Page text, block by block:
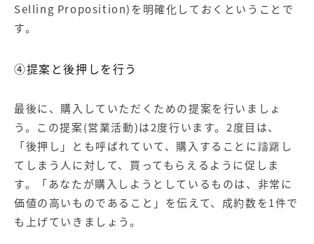
Selling Proposition)を明確化しておくということで
す。
④提案と後押しを行う
最後に、購入していただくための提案を行いましょ
う。この提案(営業活動)は2度行います。2度目は、
「後押し」とも呼ばれていて、購入することに躊躇し
てしまう人に対して、買ってもらえるように促しま
す。「あなたが購入しようとしているものは、非常に
価値の高いものであること」を伝えて、成約数を1件で
も上げていきましょう。